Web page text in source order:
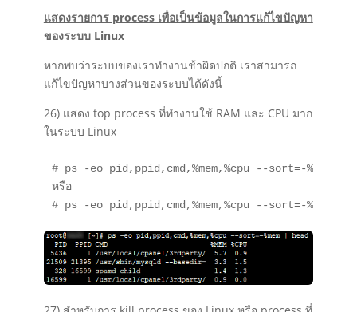
แสดงรายการ process เพื่อเป็นข้อมูลในการแก้ไขปัญหา
ของระบบ Linux
หากพบว่าระบบของเราทำงานช้าผิดปกติ เราสามารถ
แก้ไขปัญหาบางส่วนของระบบได้ดังนี้
26) แสดง top process ที่ทำงานใช้ RAM และ CPU มาก
ในระบบ Linux
# ps -eo pid,ppid,cmd,%mem,%cpu --sort=-%mem |
หรือ
# ps -eo pid,ppid,cmd,%mem,%cpu --sort=-%cpu |